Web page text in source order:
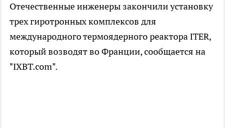
Отечественные инженеры закончили установку
трех гиротронных комплексов для
международного термоядерного реактора ITER,
который возводят во Франции, сообщается на
"IXBT.com".